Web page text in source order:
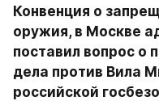
Конвенция о
оружия, в Москве
поставил вопрос о
дела против Вила
российской